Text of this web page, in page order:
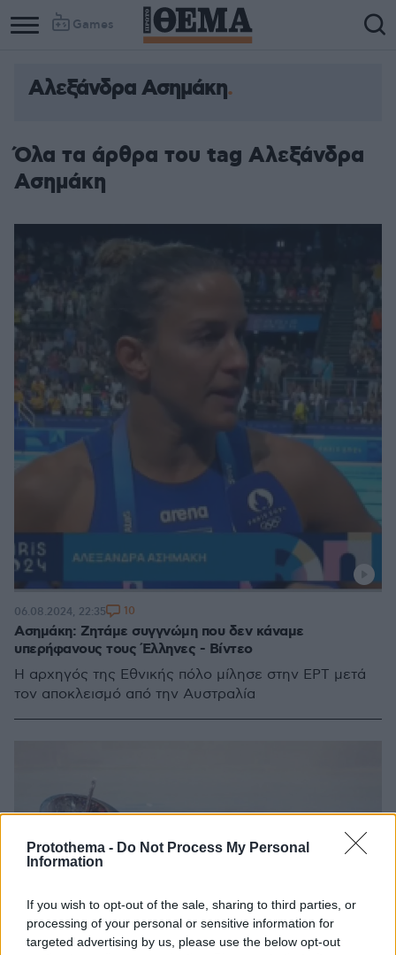
Protothema - Do Not Process My Personal
Information
If you wish to opt-out of the sale, sharing to third parties, or
processing of your personal or sensitive information for
targeted advertising by us, please use the below opt-out
Games
Αλεξάνδρα Ασημάκη
Όλα τα άρθρα του tag Αλεξάνδρα
Ασημάκη
Ασημάκη: Ζητάμε συγγνώμη που δεν κάναμε
υπερήφανους τους Έλληνες - Βίντεο
Η αρχηγός της Εθνικής πόλο μίλησε στην ΕΡΤ μετά
τον αποκλεισμό από την Αυστραλία
06.08.2024, 22:35 10